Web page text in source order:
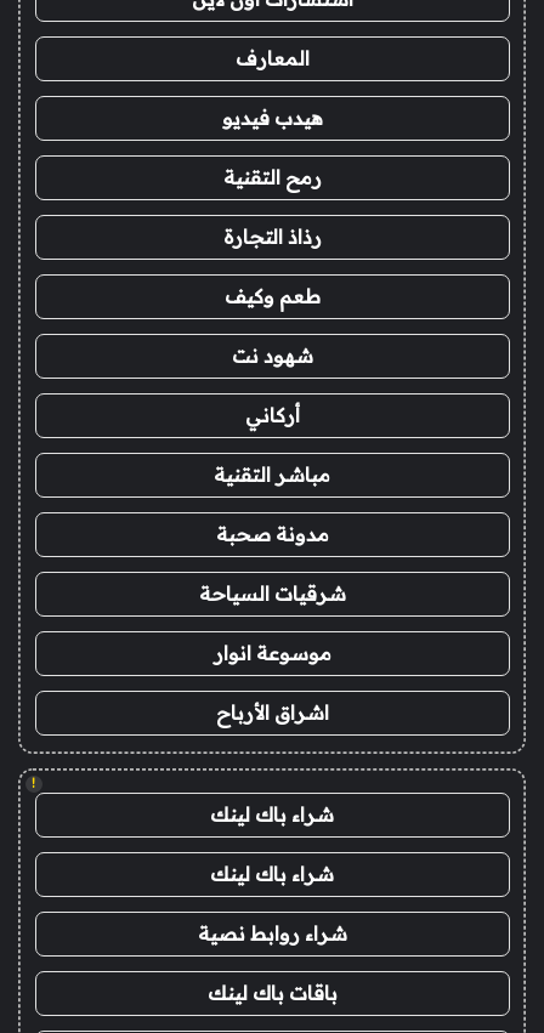
المعارف
هيدب فيديو
رمح التقنية
رذاذ التجارة
طعم وكيف
شهود نت
أركاني
مباشر التقنية
مدونة صحبة
شرقيات السياحة
موسوعة انوار
اشراق الأرباح
!
شراء باك لينك
شراء باك لينك
شراء روابط نصية
باقات باك لينك